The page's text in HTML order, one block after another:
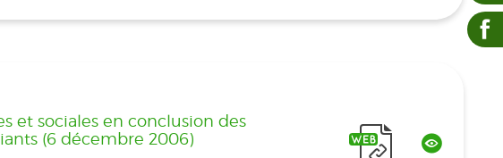
et sociales en conclusion des
(6 décembre 2006)